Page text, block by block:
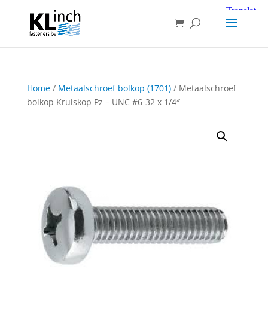
Home/ Metaalschroef bolkop (1701)/ Metaalschroef
bolkop Kruiskop Pz – UNC #6-32 x 1/4″